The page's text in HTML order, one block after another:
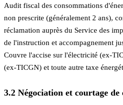
Audit fiscal des consommations
non prescrite (généralement 2 ans),
réclamation auprès du Service des
de l'instruction et accompagnement
Couvre l'accise sur l'électricité (ex-
(ex-TICGN) et toute autre taxe
3.2 Négociation et courtage